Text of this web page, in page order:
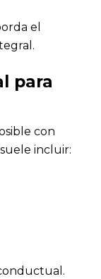
el
para
con
incluir: